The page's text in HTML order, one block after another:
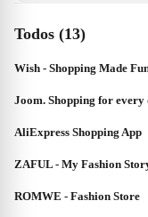
Todos (13)
Wish - Shopping Made
Joom. Shopping for every
AliExpress Shopping App
ZAFUL - My Fashion
ROMWE - Fashion Store